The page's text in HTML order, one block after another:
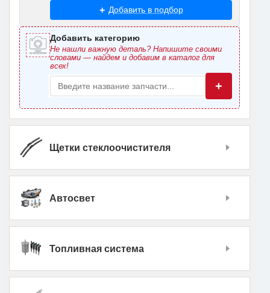
Добавить в подбор
Добавить категорию
Не нашли важную деталь? Напишите своими
словами — найдем и добавим в каталог для
всех!
+
Щетки стеклоочистителя
Автосвет
Топливная система